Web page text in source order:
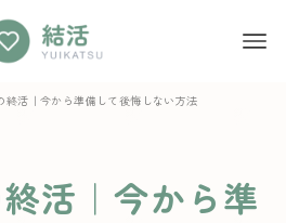
終活｜今から準備して後悔しない方法
活｜今から準